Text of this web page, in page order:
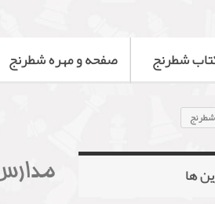
شطرنج صفحه و مهره شطرنج
ها